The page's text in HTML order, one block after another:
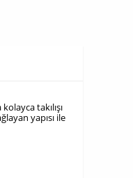
takılışı
yapısı ile